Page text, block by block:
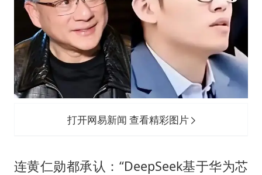
打开网易新闻 查看精彩图片
连黄仁勋都承认：“DeepSeek基于华为芯